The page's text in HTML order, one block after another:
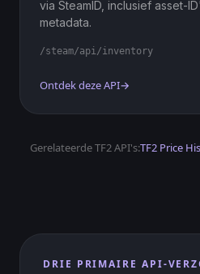
via SteamID, inclusief asset-
metadata.
/steam/api/inventory
Ontdek deze API→
Gerelateerde TF2 API's:TF2 Price
DRIE PRIMAIRE API-